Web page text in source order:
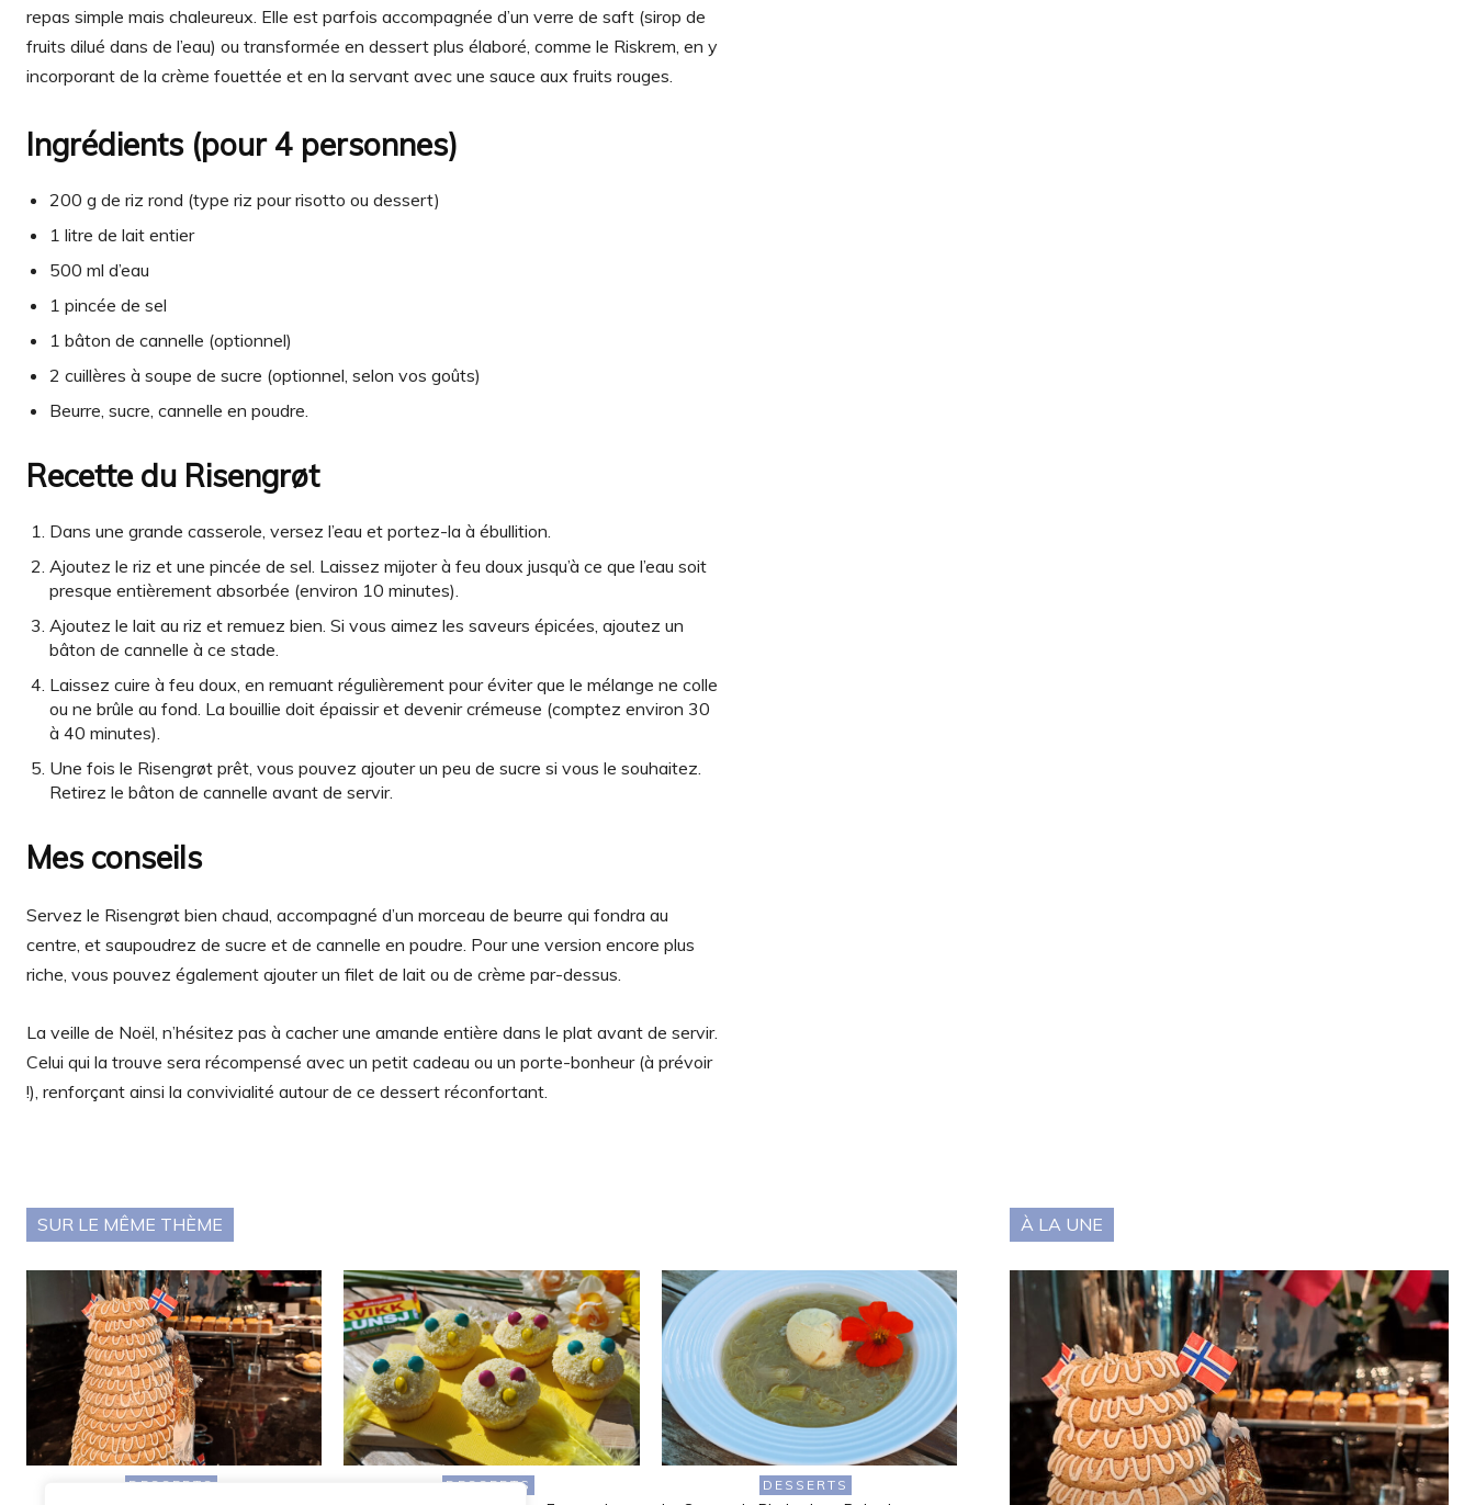
repas simple mais chaleureux. Elle est parfois accompagnée d’un verre de saft (sirop de
fruits dilué dans de l’eau) ou transformée en dessert plus élaboré, comme le Riskrem, en y
incorporant de la crème fouettée et en la servant avec une sauce aux fruits rouges.
Ingrédients (pour 4 personnes)
200 g de riz rond (type riz pour risotto ou dessert)
1 litre de lait entier
500 ml d’eau
1 pincée de sel
1 bâton de cannelle (optionnel)
2 cuillères à soupe de sucre (optionnel, selon vos goûts)
Beurre, sucre, cannelle en poudre.
Recette du Risengrøt
Dans une grande casserole, versez l’eau et portez-la à ébullition.
Ajoutez le riz et une pincée de sel. Laissez mijoter à feu doux jusqu’à ce que l’eau soit
presque entièrement absorbée (environ 10 minutes).
Ajoutez le lait au riz et remuez bien. Si vous aimez les saveurs épicées, ajoutez un
bâton de cannelle à ce stade.
Laissez cuire à feu doux, en remuant régulièrement pour éviter que le mélange ne colle
ou ne brûle au fond. La bouillie doit épaissir et devenir crémeuse (comptez environ 30
à 40 minutes).
Une fois le Risengrøt prêt, vous pouvez ajouter un peu de sucre si vous le souhaitez.
Retirez le bâton de cannelle avant de servir.
Mes conseils
Servez le Risengrøt bien chaud, accompagné d’un morceau de beurre qui fondra au
centre, et saupoudrez de sucre et de cannelle en poudre. Pour une version encore plus
riche, vous pouvez également ajouter un filet de lait ou de crème par-dessus.
La veille de Noël, n’hésitez pas à cacher une amande entière dans le plat avant de servir.
Celui qui la trouve sera récompensé avec un petit cadeau ou un porte-bonheur (à prévoir
!), renforçant ainsi la convivialité autour de ce dessert réconfortant.
SUR LE MÊME THÈME
DESSERTS DESSERTS DESSERTS
À LA UNE